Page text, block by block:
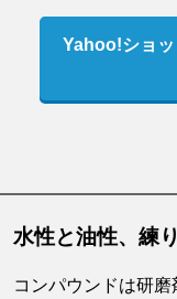
Yahoo!ショ
水性と油性、練
コンパウンドは研